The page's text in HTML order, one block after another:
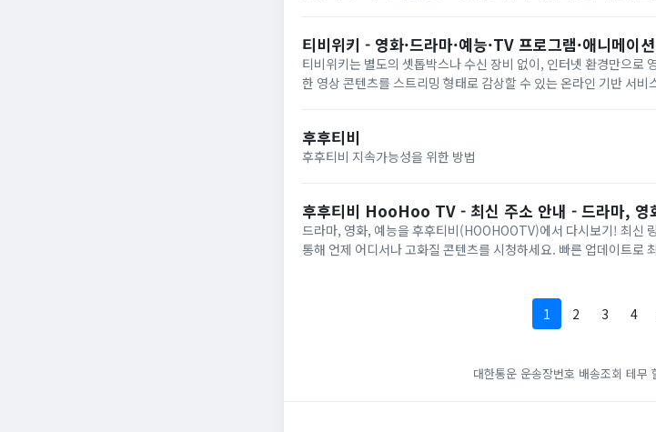
티비위키 - 영화·드라마·예능·TV 프로그램·애니메
티비위키는 별도의 셋톱박스나 수신 장비 없이, 인터넷 환경만으로
한 영상 콘텐츠를 스트리밍 형태로 감상할 수 있는 온라인 기반 서비
후후티비
후후티비 지속가능성을 위한 방법
후후티비 HooHoo TV - 최신 주소 안내 - 드라마, 영
드라마, 영화, 예능을 후후티비(HOOHOOTV)에서 다시보기! 최신
통해 언제 어디서나 고화질 콘텐츠를 시청하세요. 빠른 업데이트로
1 2 3 4
대한통운 운송장번호 배송조회 테무